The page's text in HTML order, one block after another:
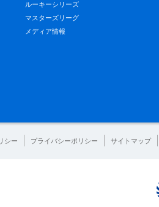
ルーキーシリーズ
マスターズリーグ
メディア情報
シー プライバシーポリシー サイトマップ